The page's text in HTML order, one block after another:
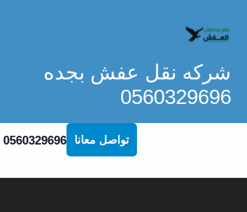
شركه نقل عفش بجده
0560329696
تواصل معانا 0560329696